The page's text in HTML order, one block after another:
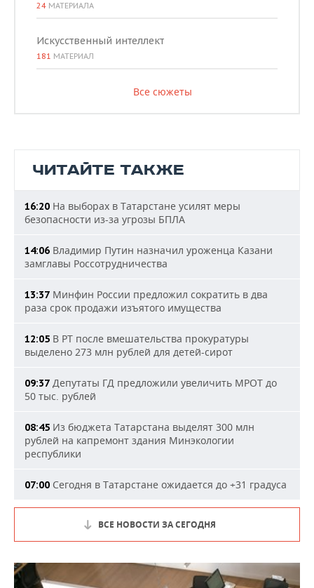
24 МАТЕРИАЛА
Искусственный интеллект
181 МАТЕРИАЛ
Все сюжеты
ЧИТАЙТЕ ТАКЖЕ
16:20 На выборах в Татарстане усилят меры
безопасности из-за угрозы БПЛА
14:06 Владимир Путин назначил уроженца Казани
замглавы Россотрудничества
13:37 Минфин России предложил сократить в два
раза срок продажи изъятого имущества
12:05 В РТ после вмешательства прокуратуры
выделено 273 млн рублей для детей-сирот
09:37 Депутаты ГД предложили увеличить МРОТ до
50 тыс. рублей
08:45 Из бюджета Татарстана выделят 300 млн
рублей на капремонт здания Минэкологии
республики
07:00 Сегодня в Татарстане ожидается до +31 градуса
ВСЕ НОВОСТИ ЗА СЕГОДНЯ